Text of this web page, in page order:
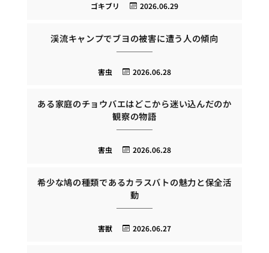
2026.06.29
ゴキブリ
渓流キャンプでブヨの被害に遭う人の傾向
2026.06.28
害虫
ある家庭のチョウバエはどこから迷い込んだのか
観察の物語
2026.06.28
害虫
希少な鳩の種類であるカラスバトの魅力と保全活
動
2026.06.27
害獣